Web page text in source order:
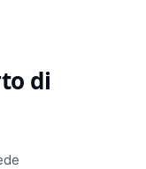
di